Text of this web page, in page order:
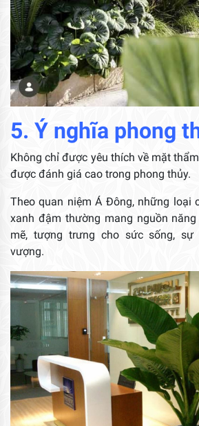
5. Ý nghĩa phong
Không chỉ được yêu thích về mặt
được đánh giá cao trong phong thủy.
Theo quan niệm Á Đông, những loại
xanh đậm thường mang nguồn
mẽ, tượng trưng cho sức sống,
vượng.